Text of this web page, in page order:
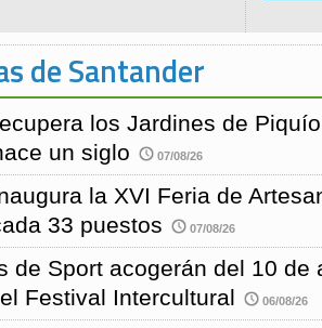
de Santander
los Jardines de
un siglo
07/08/26
la XVI Feria de
33 puestos
07/08/26
de Sport acogerán del 10 de
Festival Intercultural
06/08/26